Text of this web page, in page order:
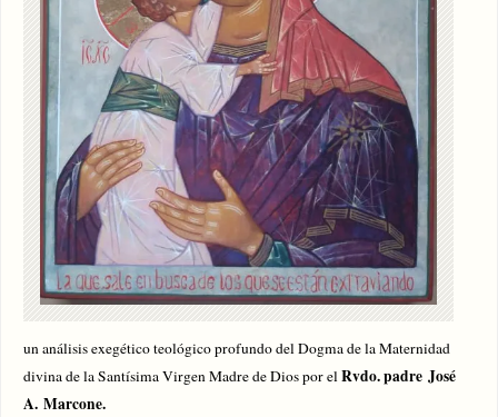
un análisis exegético teológico profundo del Dogma de la Maternidad
divina de la Santísima Virgen Madre de Dios por elRvdo. padre José
A. Marcone.